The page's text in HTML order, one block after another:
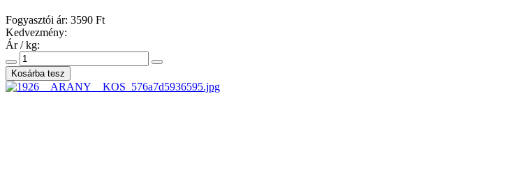
Fogyasztói ár: 3590 Ft
Kedvezmény:
Ár / kg: